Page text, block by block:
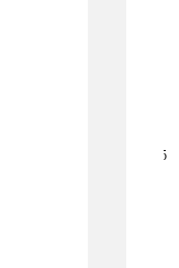
15